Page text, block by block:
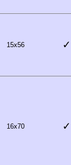
15x56 ✓
16x70 ✓